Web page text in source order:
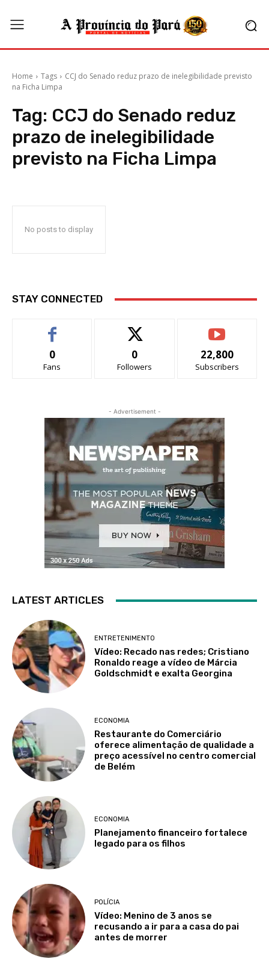
Home Tags
CCJ do Senado reduz prazo de inelegibilidade previsto
na Ficha Limpa
Tag: CCJ do Senado reduz
prazo de inelegibilidade
previsto na Ficha Limpa
No posts to display
STAY CONNECTED
0
Fans
0
Followers
22,800
Subscribers
- Advertisement -
LATEST ARTICLES
ENTRETENIMENTO
Vídeo: Recado nas redes; Cristiano
Ronaldo reage a vídeo de Márcia
Goldschmidt e exalta Georgina
ECONOMIA
Restaurante do Comerciário
oferece alimentação de qualidade a
preço acessível no centro comercial
de Belém
ECONOMIA
Planejamento financeiro fortalece
legado para os filhos
POLÍCIA
Vídeo: Menino de 3 anos se
recusando a ir para a casa do pai
antes de morrer